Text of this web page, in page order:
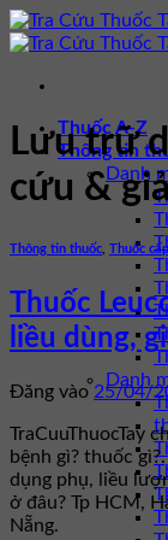
Bỏ
qua
dung
Thuốc A-Z
Thông tin
Danh
Danh
Lưu trữ
cứu &
Thông tin thuốc, Thuốc
Thuốc
liều dùng,
Đăng vào 25/04/
TraCuuThuocTay
bệnh gì? thuốc
dụng phụ, liều
ở đâu? Tp HCM,
Nẵng.